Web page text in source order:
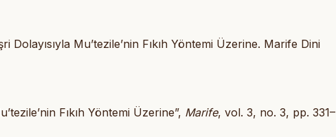
Mu’tezile’nin Fıkıh Yöntemi Üzerine. Marife Dini
Fıkıh Yöntemi Üzerine”, Marife, vol. 3, no. 3, pp. 331–